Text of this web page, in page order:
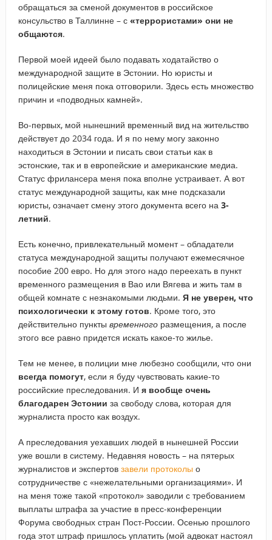
обращаться за сменой документов в российское
консульство в Таллинне – с «террористами» они не
общаются.
Первой моей идеей было подавать ходатайство о
международной защите в Эстонии. Но юристы и
полицейские меня пока отговорили. Здесь есть множество
причин и «подводных камней».
Во-первых, мой нынешний временный вид на жительство
действует до 2034 года. И я по нему могу законно
находиться в Эстонии и писать свои статьи как в
эстонские, так и в европейские и американские медиа.
Статус фрилансера меня пока вполне устраивает. А вот
статус международной защиты, как мне подсказали
юристы, означает смену этого документа всего на 3-
летний.
Есть конечно, привлекательный момент – обладатели
статуса международной защиты получают ежемесячное
пособие 200 евро. Но для этого надо переехать в пункт
временного размещения в Вао или Вягева и жить там в
общей комнате с незнакомыми людьми. Я не уверен, что
психологически к этому готов. Кроме того, это
действительно пункты временногоразмещения, а после
этого все равно придется искать какое-то жилье.
Тем не менее, в полиции мне любезно сообщили, что они
всегда помогут, если я буду чувствовать какие-то
российские преследования. И я вообще очень
благодарен Эстонии за свободу слова, которая для
журналиста просто как воздух.
А преследования уехавших людей в нынешней России
уже вошли в систему. Недавняя новость – на пятерых
журналистов и экспертов завели протоколы о
сотрудничестве с «нежелательными организациями». И
на меня тоже такой «протокол» заводили с требованием
выплаты штрафа за участие в пресс-конференции
Форума свободных стран Пост-России. Осенью прошлого
года этот штраф пришлось уплатить (мой адвокат настоял